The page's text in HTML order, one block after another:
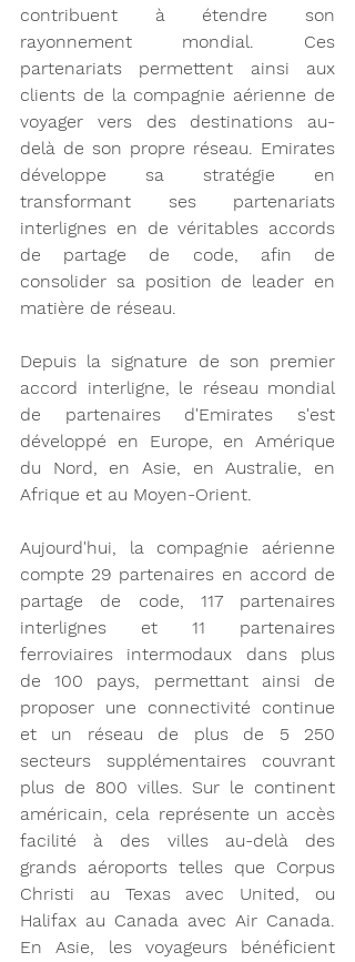
contribuent à étendre son
rayonnement mondial. Ces
partenariats permettent ainsi aux
clients de la compagnie aérienne de
voyager vers des destinations au-
delà de son propre réseau. Emirates
développe sa stratégie en
transformant ses partenariats
interlignes en de véritables accords
de partage de code, afin de
consolider sa position de leader en
matière de réseau.
Depuis la signature de son premier
accord interligne, le réseau mondial
de partenaires d'Emirates s'est
développé en Europe, en Amérique
du Nord, en Asie, en Australie, en
Afrique et au Moyen-Orient.
Aujourd'hui, la compagnie aérienne
compte 29 partenaires en accord de
partage de code, 117 partenaires
interlignes et 11 partenaires
ferroviaires intermodaux dans plus
de 100 pays, permettant ainsi de
proposer une connectivité continue
et un réseau de plus de 5 250
secteurs supplémentaires couvrant
plus de 800 villes. Sur le continent
américain, cela représente un accès
facilité à des villes au-delà des
grands aéroports telles que Corpus
Christi au Texas avec United, ou
Halifax au Canada avec Air Canada.
En Asie, les voyageurs bénéficient